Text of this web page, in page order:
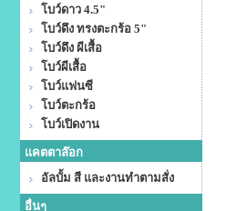
โบว์ดาว 4.5"
โบว์ดึง ทรงตะกร้อ 5"
โบว์ดึง ผีเสื้อ
โบว์ผีเสื้อ
โบว์แฟนซี
โบว์ตะกร้อ
โบว์เปิดงาน
แคตตาล๊อก
อัลบั้ม สี และงานทำตามสั่ง
อื่นๆ